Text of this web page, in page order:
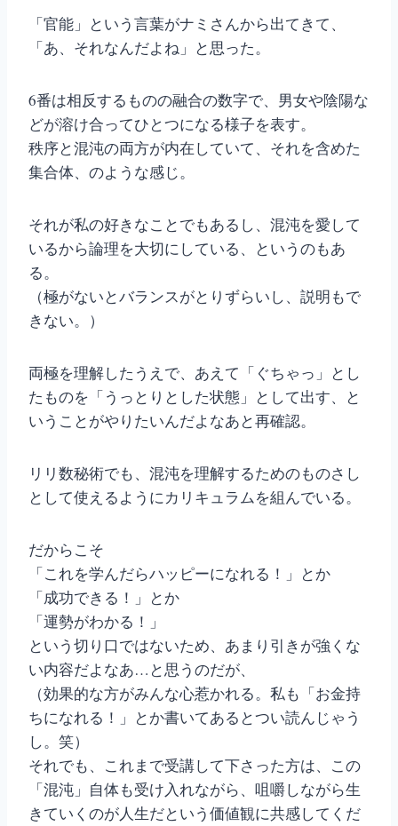
「官能」という言葉がナミさんから出てきて、
「あ、それなんだよね」と思った。
6番は相反するものの融合の数字で、男女や陰陽な
どが溶け合ってひとつになる様子を表す。
秩序と混沌の両方が内在していて、それを含めた
集合体、のような感じ。
それが私の好きなことでもあるし、混沌を愛して
いるから論理を大切にしている、というのもあ
る。
（極がないとバランスがとりずらいし、説明もで
きない。）
両極を理解したうえで、あえて「ぐちゃっ」とし
たものを「うっとりとした状態」として出す、と
いうことがやりたいんだよなあと再確認。
リリ数秘術でも、混沌を理解するためのものさし
として使えるようにカリキュラムを組んでいる。
だからこそ
「これを学んだらハッピーになれる！」とか
「成功できる！」とか
「運勢がわかる！」
という切り口ではないため、あまり引きが強くな
い内容だよなあ…と思うのだが、
（効果的な方がみんな心惹かれる。私も「お金持
ちになれる！」とか書いてあるとつい読んじゃう
し。笑）
それでも、これまで受講して下さった方は、この
「混沌」自体も受け入れながら、咀嚼しながら生
きていくのが人生だという価値観に共感してくだ